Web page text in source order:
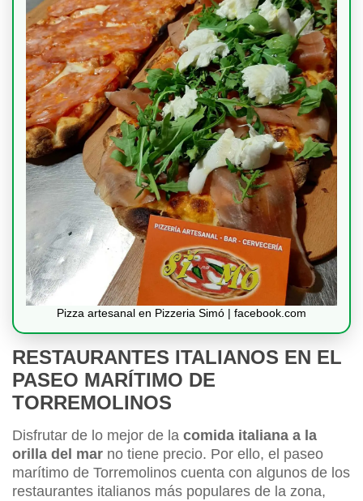
Pizza artesanal en Pizzeria Simó | facebook.com
RESTAURANTES ITALIANOS EN EL
PASEO MARÍTIMO DE
TORREMOLINOS
Disfrutar de lo mejor de la comida italiana a la
orilla del mar no tiene precio. Por ello, el paseo
marítimo de Torremolinos cuenta con algunos de los
restaurantes italianos más populares de la zona,